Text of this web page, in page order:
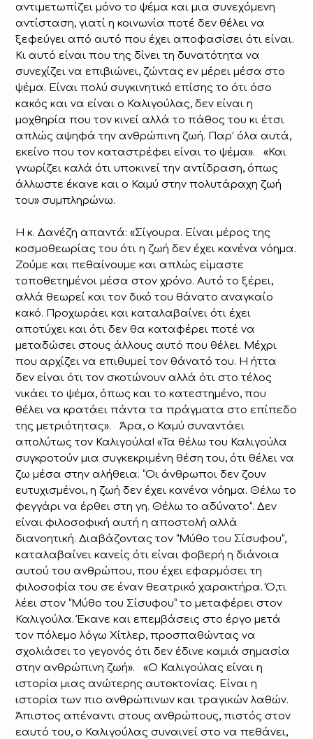
αντιμετωπίζει μόνο το ψέμα και μια συνεχόμενη
αντίσταση, γιατί η κοινωνία ποτέ δεν θέλει να
ξεφεύγει από αυτό που έχει αποφασίσει ότι είναι.
Κι αυτό είναι που της δίνει τη δυνατότητα να
συνεχίζει να επιβιώνει, ζώντας εν μέρει μέσα στο
ψέμα. Είναι πολύ συγκινητικό επίσης το ότι όσο
κακός και να είναι ο Καλιγούλας, δεν είναι η
μοχθηρία που τον κινεί αλλά το πάθος του κι έτσι
απλώς αψηφά την ανθρώπινη ζωή. Παρ’ όλα αυτά,
εκείνο που τον καταστρέφει είναι το ψέμα». «Και
γνωρίζει καλά ότι υποκινεί την αντίδραση, όπως
άλλωστε έκανε και ο Καμύ στην πολυτάραχη ζωή
του» συμπληρώνω.
Η κ. Δανέζη απαντά: «Σίγουρα. Είναι μέρος της
κοσμοθεωρίας του ότι η ζωή δεν έχει κανένα νόημα.
Ζούμε και πεθαίνουμε και απλώς είμαστε
τοποθετημένοι μέσα στον χρόνο. Αυτό το ξέρει,
αλλά θεωρεί και τον δικό του θάνατο αναγκαίο
κακό. Προχωράει και καταλαβαίνει ότι έχει
αποτύχει και ότι δεν θα καταφέρει ποτέ να
μεταδώσει στους άλλους αυτό που θέλει. Μέχρι
που αρχίζει να επιθυμεί τον θάνατό του. Η ήττα
δεν είναι ότι τον σκοτώνουν αλλά ότι στο τέλος
νικάει το ψέμα, όπως και το κατεστημένο, που
θέλει να κρατάει πάντα τα πράγματα στο επίπεδο
της μετριότητας». Άρα, ο Καμύ συναντάει
απολύτως τον Καλιγούλα! «Τα θέλω του Καλιγούλα
συγκροτούν μια συγκεκριμένη θέση του, ότι θέλει να
ζω μέσα στην αλήθεια. “Οι άνθρωποι δεν ζουν
ευτυχισμένοι, η ζωή δεν έχει κανένα νόημα. Θέλω το
φεγγάρι να έρθει στη γη. Θέλω το αδύνατο”. Δεν
είναι φιλοσοφική αυτή η αποστολή αλλά
διανοητική. Διαβάζοντας τον “Μύθο του Σίσυφου”,
καταλαβαίνει κανείς ότι είναι φοβερή η διάνοια
αυτού του ανθρώπου, που έχει εφαρμόσει τη
φιλοσοφία του σε έναν θεατρικό χαρακτήρα. Ό,τι
λέει στον “Μύθο του Σίσυφου” το μεταφέρει στον
Καλιγούλα. Έκανε και επεμβάσεις στο έργο μετά
τον πόλεμο λόγω Χίτλερ, προσπαθώντας να
σχολιάσει το γεγονός ότι δεν έδινε καμιά σημασία
στην ανθρώπινη ζωή». «Ο Καλιγούλας είναι η
ιστορία μιας ανώτερης αυτοκτονίας. Είναι η
ιστορία των πιο ανθρώπινων και τραγικών λαθών.
Άπιστος απέναντι στους ανθρώπους, πιστός στον
εαυτό του, ο Καλιγούλας συναινεί στο να πεθάνει,